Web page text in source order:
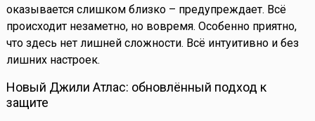
оказывается слишком близко – предупреждает. Всё
происходит незаметно, но вовремя. Особенно приятно,
что здесь нет лишней сложности. Всё интуитивно и без
лишних настроек.
Новый Джили Атлас: обновлённый подход к
защите